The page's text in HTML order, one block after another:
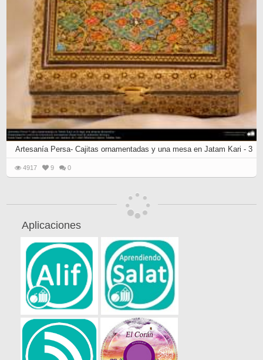
Artesanía Persa- Cajitas ornamentadas y una mesa en Jatam Kari - 3
4917 9 0
Aplicaciones